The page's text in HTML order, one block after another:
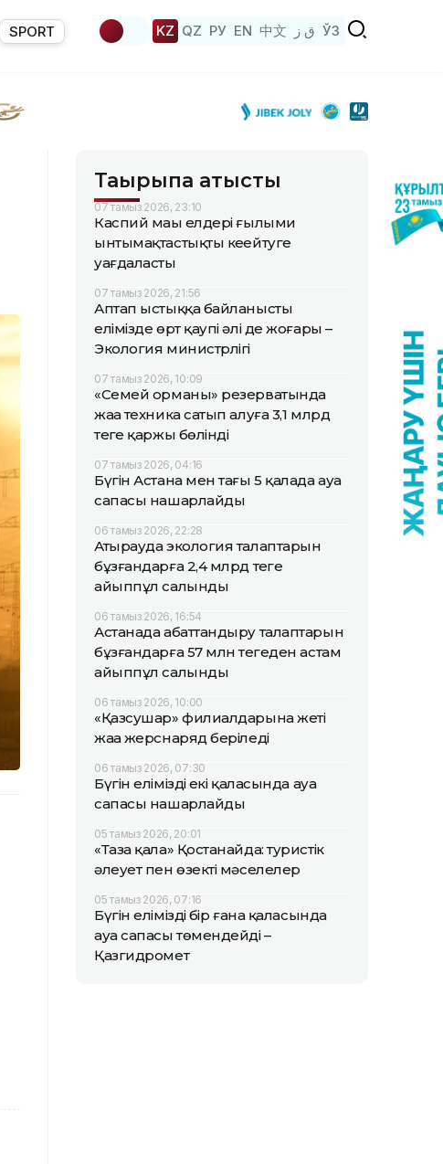
SPORT KZ QZ РУ EN 中文 ق ز ЎЗ
Тақырыпқа қатысты
07 тамыз 2026, 23:10
Каспий маңы елдері ғылыми
ынтымақтастықты кеңейтуге
уағдаласты
07 тамыз 2026, 21:56
Аптап ыстыққа байланысты
елімізде өрт қаупі әлі де жоғары –
Экология министрлігі
07 тамыз 2026, 10:09
«Семей орманы» резерватында
жаңа техника сатып алуға 3,1 млрд
теңге қаржы бөлінді
07 тамыз 2026, 04:16
Бүгін Астана мен тағы 5 қалада ауа
сапасы нашарлайды
06 тамыз 2026, 22:28
Атырауда экология талаптарын
бұзғандарға 2,4 млрд теңге
айыппұл салынды
06 тамыз 2026, 16:54
Астанада абаттандыру талаптарын
бұзғандарға 57 млн теңгеден астам
айыппұл салынды
06 тамыз 2026, 10:00
«Қазсушар» филиалдарына жеті
жаңа жерснаряд беріледі
06 тамыз 2026, 07:30
Бүгін еліміздің екі қаласында ауа
сапасы нашарлайды
05 тамыз 2026, 20:01
«Таза қала» Қостанайда: туристік
әлеует пен өзекті мәселелер
05 тамыз 2026, 07:16
Бүгін еліміздің бір ғана қаласында
ауа сапасы төмендейді –
Қазгидромет